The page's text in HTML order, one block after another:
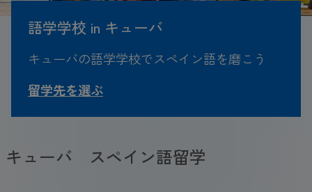
語学学校 in キューバ
キューバの語学学校でスペイン語を磨こう
留学先を選ぶ
キューバ スペイン語留学